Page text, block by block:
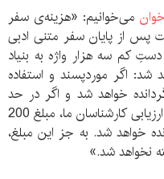
می‌خوانیم: «هزینه‌ی سفر
پس از پایان سفر متنی ادبی
دستِ کم سه هزار واژه به بنیاد
شد: اگر موردپسند و استفاده‌
بازگردانده خواهد شد و اگر در حد
انتظار نبود، بسته به میزان قوت اثر، با ارزیابی کارشناسان ما، مبلغ 200
خواهد شد. به جز این مبلغ،
نخواهد شد.»